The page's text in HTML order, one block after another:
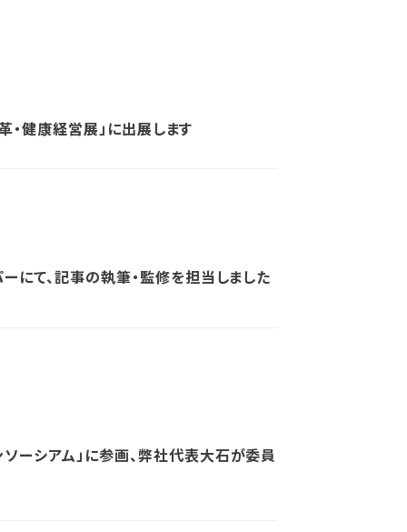
・健康経営展」に出展します
にて、記事の執筆・監修を担当しました
ーシアム」に参画、弊社代表大石が委員